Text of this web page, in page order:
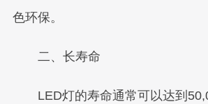
色环保。
二、长寿命
LED灯的寿命通常可以达到